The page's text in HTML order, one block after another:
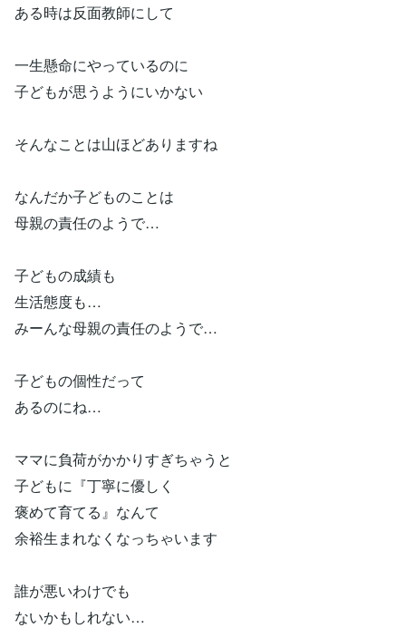
ある時は反面教師にして
一生懸命にやっているのに
子どもが思うようにいかない
そんなことは山ほどありますね
なんだか子どものことは
母親の責任のようで…
子どもの成績も
生活態度も…
みーんな母親の責任のようで…
子どもの個性だって
あるのにね…
ママに負荷がかかりすぎちゃうと
子どもに『丁寧に優しく
褒めて育てる』なんて
余裕生まれなくなっちゃいます
誰が悪いわけでも
ないかもしれない…